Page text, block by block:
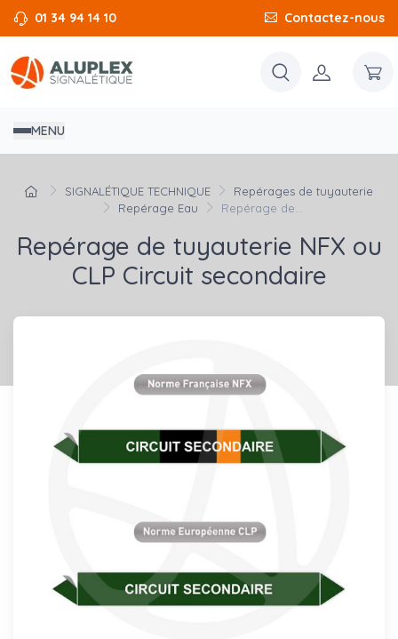
01 34 94 14 10 Contactez-nous
MENU
SIGNALÉTIQUE TECHNIQUE
Repérages de tuyauterie
Repérage Eau
Repérage de...
Repérage de tuyauterie NFX ou
CLP Circuit secondaire